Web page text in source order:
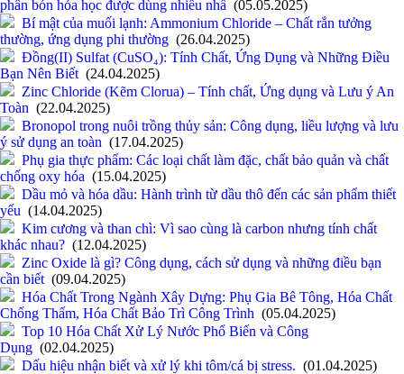
phân bón hóa học được dùng nhiều nhấ (05.05.2025)
Bí mật của muối lạnh: Ammonium Chloride – Chất rắn tưởng
thường, ứng dụng phi thường (26.04.2025)
Đồng(II) Sulfat (CuSO₄): Tính Chất, Ứng Dụng và Những Điều
Bạn Nên Biết (24.04.2025)
Zinc Chloride (Kẽm Clorua) – Tính chất, Ứng dụng và Lưu ý An
Toàn (22.04.2025)
Bronopol trong nuôi trồng thủy sản: Công dụng, liều lượng và lưu
ý sử dụng an toàn (17.04.2025)
Phụ gia thực phẩm: Các loại chất làm đặc, chất bảo quản và chất
chống oxy hóa (15.04.2025)
Dầu mỏ và hóa dầu: Hành trình từ dầu thô đến các sản phẩm thiết
yếu (14.04.2025)
Kim cương và than chì: Vì sao cùng là carbon nhưng tính chất
khác nhau? (12.04.2025)
Zinc Oxide là gì? Công dụng, cách sử dụng và những điều bạn
cần biết (09.04.2025)
Hóa Chất Trong Ngành Xây Dựng: Phụ Gia Bê Tông, Hóa Chất
Chống Thấm, Hóa Chất Bảo Trì Công Trình (05.04.2025)
Top 10 Hóa Chất Xử Lý Nước Phổ Biến và Công
Dụng (02.04.2025)
Dấu hiệu nhận biết và xử lý khi tôm/cá bị stress. (01.04.2025)